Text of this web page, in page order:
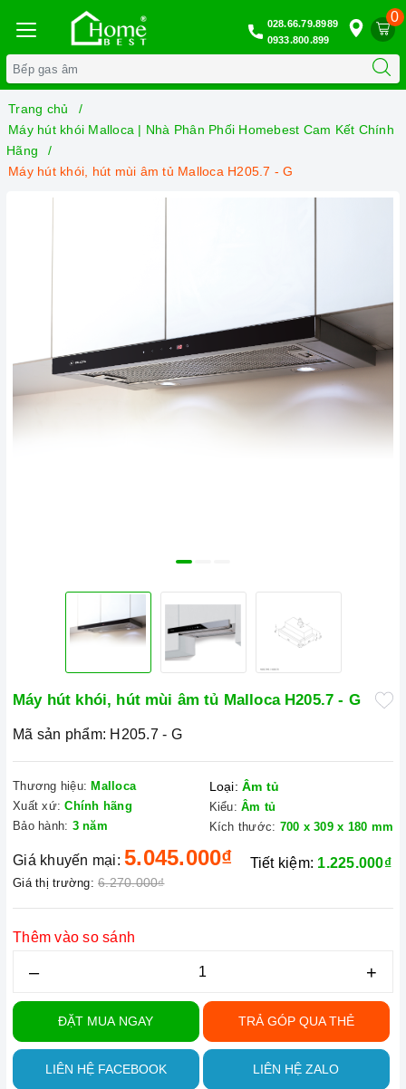
0
028.66.79.8989
0933.800.899
Trang chủ
Máy hút khói Malloca | Nhà Phân Phối Homebest Cam Kết Chính
Hãng
Máy hút khói, hút mùi âm tủ Malloca H205.7 - G
Máy hút khói, hút mùi âm tủ Malloca H205.7 - G
Mã sản phẩm: H205.7 - G
Thương hiệu: Malloca
Xuất xứ: Chính hãng
Bảo hành: 3 năm
Loại: Âm tủ
Kiểu: Âm tủ
Kích thước: 700 x 309 x 180 mm
Giá khuyến mại: 5.045.000₫
Giá thị trường: 6.270.000₫
Tiết kiệm: 1.225.000₫
Thêm vào so sánh
– +
ĐẶT MUA NGAY TRẢ GÓP QUA THẺ
LIÊN HỆ FACEBOOK LIÊN HỆ ZALO